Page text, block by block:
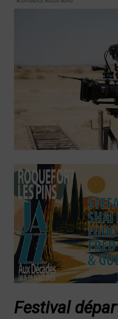
Festival